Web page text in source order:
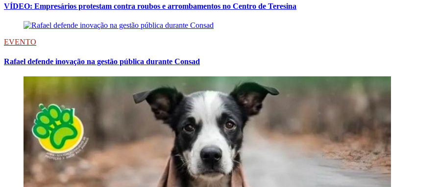
VÍDEO: Empresários protestam contra roubos e arrombamentos no Centro de Teresina
EVENTO
Rafael defende inovação na gestão pública durante Consad